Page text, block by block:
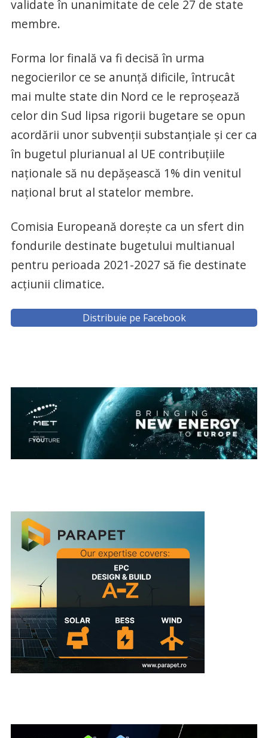
validate în unanimitate de cele 27 de state
membre.
Forma lor finală va fi decisă în urma
negocierilor ce se anunţă dificile, întrucât
mai multe state din Nord ce le reproşează
celor din Sud lipsa rigorii bugetare se opun
acordării unor subvenţii substanţiale şi cer ca
în bugetul plurianual al UE contribuţiile
naţionale să nu depăşească 1% din venitul
naţional brut al statelor membre.
Comisia Europeană doreşte ca un sfert din
fondurile destinate bugetului multianual
pentru perioada 2021-2027 să fie destinate
acţiunii climatice.
Distribuie pe Facebook